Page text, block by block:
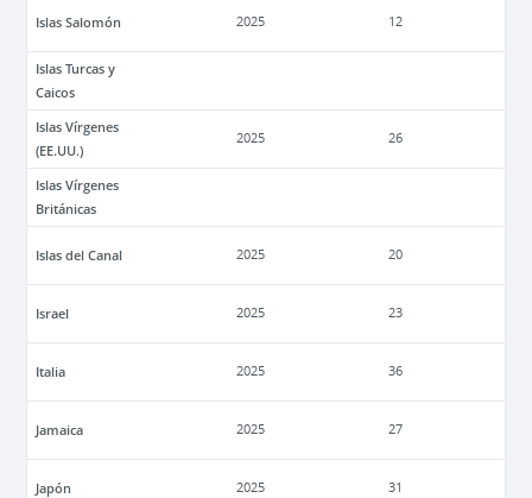
Islas Salomón 2025 12
Islas Turcas y
Caicos
Islas Vírgenes
(EE.UU.)
2025 26
Islas Vírgenes
Británicas
Islas del Canal 2025 20
Israel 2025 23
Italia 2025 36
Jamaica 2025 27
Japón 2025 31